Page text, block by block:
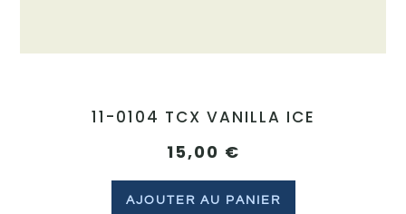
11-0104 TCX VANILLA ICE
15,00 €
AJOUTER AU PANIER